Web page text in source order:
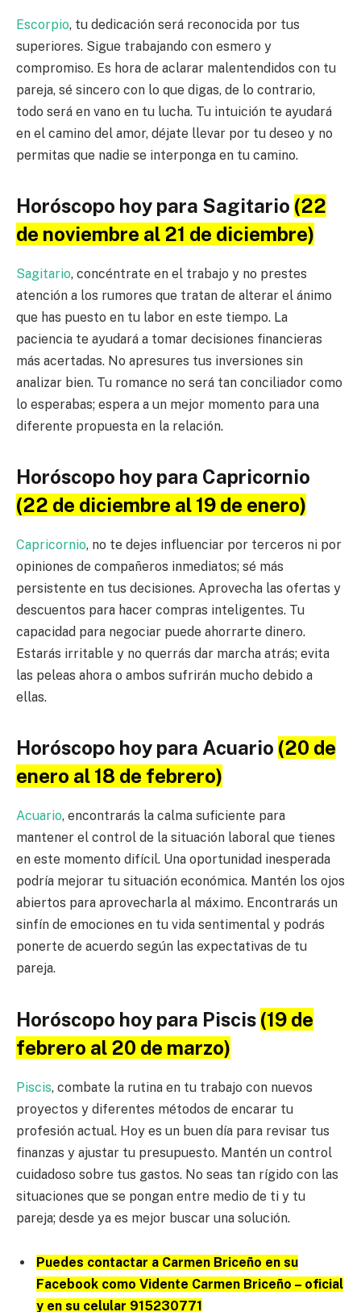
Escorpio, tu dedicación será reconocida por tus
superiores. Sigue trabajando con esmero y
compromiso. Es hora de aclarar malentendidos con tu
pareja, sé sincero con lo que digas, de lo contrario,
todo será en vano en tu lucha. Tu intuición te ayudará
en el camino del amor, déjate llevar por tu deseo y no
permitas que nadie se interponga en tu camino.
Horóscopo hoy para Sagitario (22
de noviembre al 21 de diciembre)
Sagitario, concéntrate en el trabajo y no prestes
atención a los rumores que tratan de alterar el ánimo
que has puesto en tu labor en este tiempo. La
paciencia te ayudará a tomar decisiones financieras
más acertadas. No apresures tus inversiones sin
analizar bien. Tu romance no será tan conciliador como
lo esperabas; espera a un mejor momento para una
diferente propuesta en la relación.
Horóscopo hoy para Capricornio
(22 de diciembre al 19 de enero)
Capricornio, no te dejes influenciar por terceros ni por
opiniones de compañeros inmediatos; sé más
persistente en tus decisiones. Aprovecha las ofertas y
descuentos para hacer compras inteligentes. Tu
capacidad para negociar puede ahorrarte dinero.
Estarás irritable y no querrás dar marcha atrás; evita
las peleas ahora o ambos sufrirán mucho debido a
ellas.
Horóscopo hoy para Acuario (20 de
enero al 18 de febrero)
Acuario, encontrarás la calma suficiente para
mantener el control de la situación laboral que tienes
en este momento difícil. Una oportunidad inesperada
podría mejorar tu situación económica. Mantén los ojos
abiertos para aprovecharla al máximo. Encontrarás un
sinfín de emociones en tu vida sentimental y podrás
ponerte de acuerdo según las expectativas de tu
pareja.
Horóscopo hoy para Piscis (19 de
febrero al 20 de marzo)
Piscis, combate la rutina en tu trabajo con nuevos
proyectos y diferentes métodos de encarar tu
profesión actual. Hoy es un buen día para revisar tus
finanzas y ajustar tu presupuesto. Mantén un control
cuidadoso sobre tus gastos. No seas tan rígido con las
situaciones que se pongan entre medio de ti y tu
pareja; desde ya es mejor buscar una solución.
Puedes contactar a Carmen Briceño en su
Facebook como Vidente Carmen Briceño – oficial
y en su celular 915230771